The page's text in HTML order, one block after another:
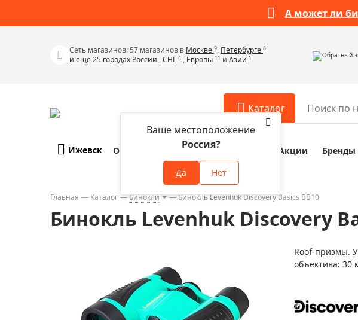
А может ли
Сеть магазинов: 57 магазинов в Москве 9, Петербурге 8
и еще 25 городах России ,СНГ 4 , Европы 11 и Азии 1 Обратный
Каталог
Телескопы
Бинокли
Зрительные трубы
Приборы ночного видения
Тепловизоры
Аксессуары для микроскопов
Аксессуары для зрительных
Аксессуары для биноклей
Аксессуары для луп
Аксессуары для приборов
Распродажа
Ижевск
Ваше местоположение
Россия?
Да Нет
О компании Оплата и доставка Акции Бренды
Главная Каталог Бинокли Бинокль Levenhuk Discovery Basics BB10
Бинокль Levenhuk Discovery
Roof-призмы.
объектива: 30